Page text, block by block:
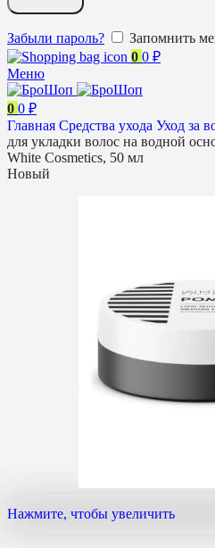
Забыли пароль?
Запомнить
0 0 ₽
Меню
0 0 ₽
Главная Средства ухода Уход за
для укладки волос на водной
White Cosmetics, 50 мл
Новый
Нажмите, чтобы увеличить